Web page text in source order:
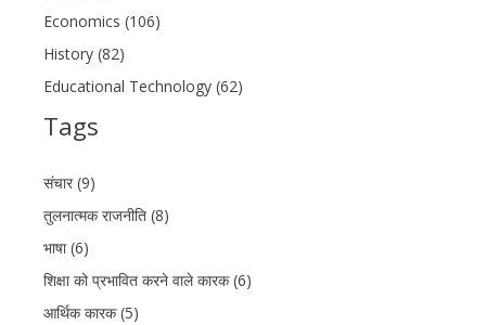
Economics (106)
History (82)
Educational Technology (62)
Tags
संचार (9)
तुलनात्मक राजनीति (8)
भाषा (6)
शिक्षा को प्रभावित करने वाले कारक (6)
आर्थिक कारक (5)